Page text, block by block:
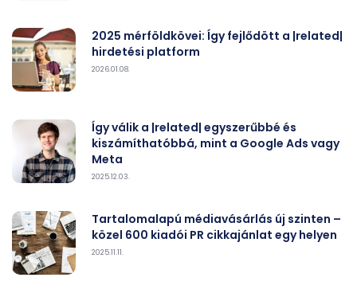
2025 mérföldkövei: Így fejlődött a |related|
hirdetési platform
2026.01.08.
Így válik a |related| egyszerűbbé és
kiszámíthatóbbá, mint a Google Ads vagy
Meta
2025.12.03.
Tartalomalapú médiavásárlás új szinten –
közel 600 kiadói PR cikkajánlat egy helyen
2025.11.11.